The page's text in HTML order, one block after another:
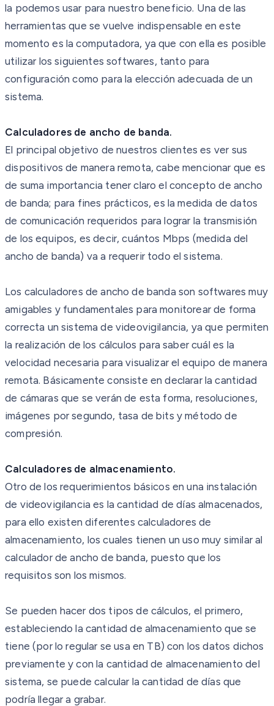
la podemos usar para nuestro beneficio. Una de las
herramientas que se vuelve indispensable en este
momento es la computadora, ya que con ella es posible
utilizar los siguientes softwares, tanto para
configuración como para la elección adecuada de un
sistema.
Calculadores de ancho de banda.
El principal objetivo de nuestros clientes es ver sus
dispositivos de manera remota, cabe mencionar que es
de suma importancia tener claro el concepto de ancho
de banda; para fines prácticos, es la medida de datos
de comunicación requeridos para lograr la transmisión
de los equipos, es decir, cuántos Mbps (medida del
ancho de banda) va a requerir todo el sistema.
Los calculadores de ancho de banda son softwares muy
amigables y fundamentales para monitorear de forma
correcta un sistema de videovigilancia, ya que permiten
la realización de los cálculos para saber cuál es la
velocidad necesaria para visualizar el equipo de manera
remota. Básicamente consiste en declarar la cantidad
de cámaras que se verán de esta forma, resoluciones,
imágenes por segundo, tasa de bits y método de
compresión.
Calculadores de almacenamiento.
Otro de los requerimientos básicos en una instalación
de videovigilancia es la cantidad de días almacenados,
para ello existen diferentes calculadores de
almacenamiento, los cuales tienen un uso muy similar al
calculador de ancho de banda, puesto que los
requisitos son los mismos.
Se pueden hacer dos tipos de cálculos, el primero,
estableciendo la cantidad de almacenamiento que se
tiene (por lo regular se usa en TB) con los datos dichos
previamente y con la cantidad de almacenamiento del
sistema, se puede calcular la cantidad de días que
podría llegar a grabar.